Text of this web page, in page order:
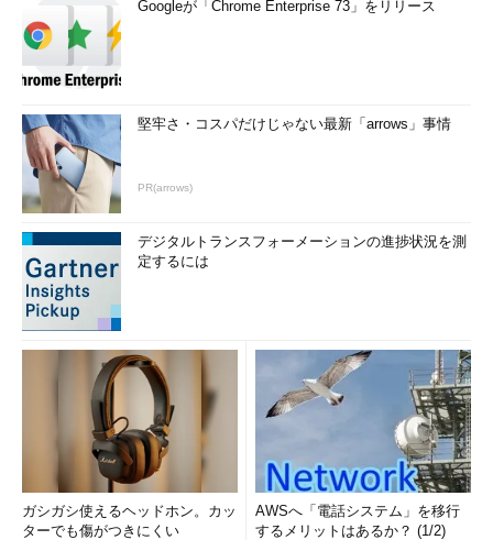
Googleが「Chrome Enterprise 73」をリリース
堅牢さ・コスパだけじゃない最新「arrows」事情
PR(arrows)
デジタルトランスフォーメーションの進捗状況を測
定するには
ガシガシ使えるヘッドホン。カッ
ターでも傷がつきにくい
AWSへ「電話システム」を移行
するメリットはあるか？ (1/2)